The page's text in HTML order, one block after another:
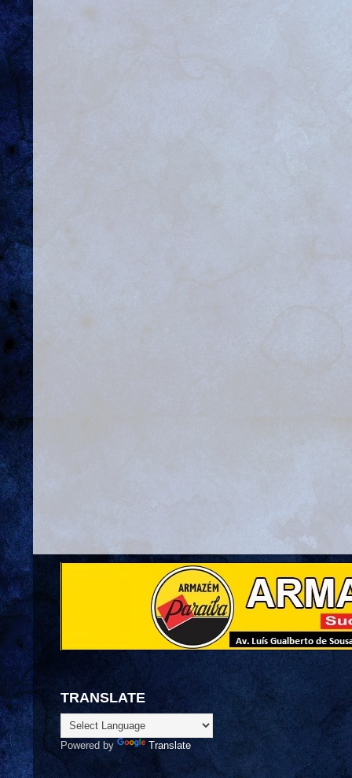
TRANSLATE
Powered by Translate